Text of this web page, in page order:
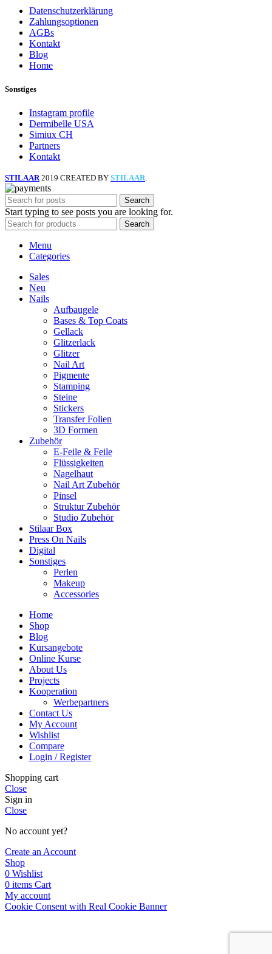
Datenschutzerklärung
Zahlungsoptionen
AGBs
Kontakt
Blog
Home
Sonstiges
Instagram profile
Dermibelle USA
Simiux CH
Partners
Kontakt
STILAAR 2019 CREATED BY STILAAR.
Search
Start typing to see posts you are looking for.
Search
Menu
Categories
Sales
Neu
Nails
Aufbaugele
Bases & Top Coats
Gellack
Glitzerlack
Glitzer
Nail Art
Pigmente
Stamping
Steine
Stickers
Transfer Folien
3D Formen
Zubehör
E-Feile & Feile
Flüssigkeiten
Nagelhaut
Nail Art Zubehör
Pinsel
Struktur Zubehör
Studio Zubehör
Stilaar Box
Press On Nails
Digital
Sonstiges
Perlen
Makeup
Accessories
Home
Shop
Blog
Kursangebote
Online Kurse
About Us
Projects
Kooperation
Werbepartners
Contact Us
My Account
Wishlist
Compare
Login / Register
Shopping cart
Close
Sign in
Close
No account yet?
Create an Account
Shop
0 Wishlist
0 items Cart
My account
Cookie Consent with Real Cookie Banner